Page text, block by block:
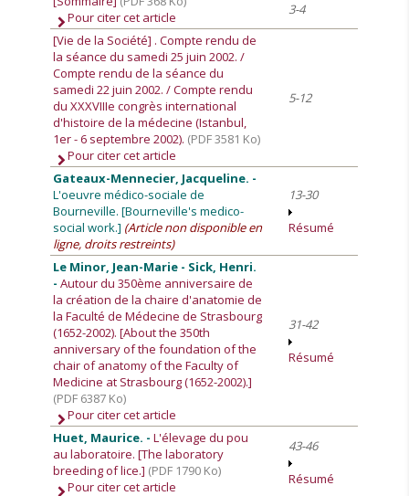
Pour citer cet article
3-4
[Vie de la Société] . Compte rendu de
la séance du samedi 25 juin 2002. /
Compte rendu de la séance du
samedi 22 juin 2002. / Compte rendu
du XXXVIIIe congrès international
d'histoire de la médecine (Istanbul,
1er - 6 septembre 2002). (PDF 3581 Ko)
Pour citer cet article
5-12
Gateaux-Mennecier, Jacqueline. -
L'oeuvre médico-sociale de
Bourneville. [Bourneville's medico-
social work.] (Article non disponible en
ligne, droits restreints)
13-30
Résumé
Le Minor, Jean-Marie - Sick, Henri.
-Autour du 350ème anniversaire de
la création de la chaire d'anatomie de
la Faculté de Médecine de Strasbourg
(1652-2002). [About the 350th
anniversary of the foundation of the
chair of anatomy of the Faculty of
Medicine at Strasbourg (1652-2002).]
(PDF 6387 Ko)
Pour citer cet article
31-42
Résumé
Huet, Maurice. -L'élevage du pou
au laboratoire. [The laboratory
breeding of lice.] (PDF 1790 Ko)
Pour citer cet article
43-46
Résumé